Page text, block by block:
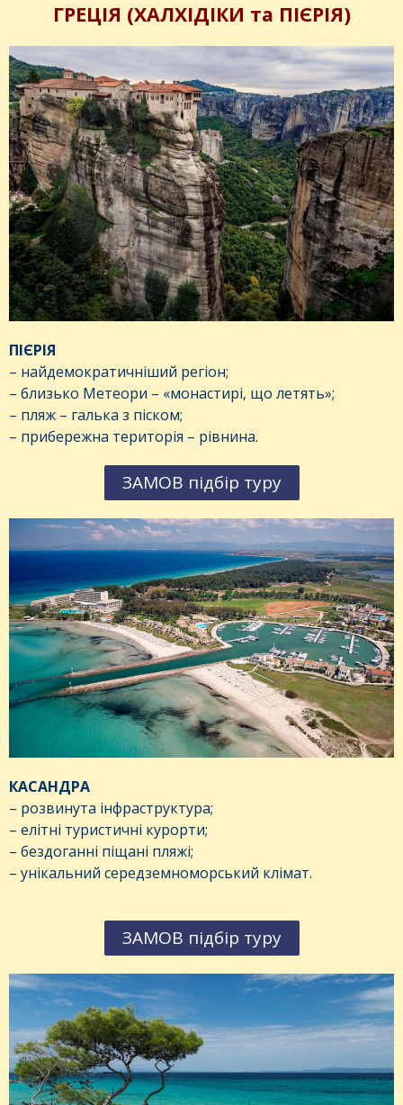
ГРЕЦІЯ (ХАЛХІДІКИ та ПІЄРІЯ)
ПІЄРІЯ
– найдемократичніший регіон;
– близько Метеори – «монастирі, що летять»;
– пляж – галька з піском;
– прибережна територія – рівнина.
ЗАМОВ підбір туру
КАСАНДРА
– розвинута інфраструктура;
– елітні туристичні курорти;
– бездоганні піщані пляжі;
– унікальний середземноморський клімат.
ЗАМОВ підбір туру